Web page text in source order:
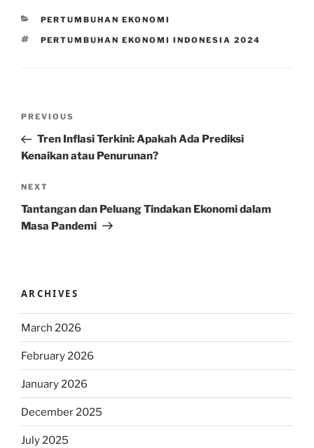
CATEGORIES
PERTUMBUHAN EKONOMI
TAGS
PERTUMBUHAN EKONOMI INDONESIA 2024
Previous
Post
PREVIOUS
Tren Inflasi Terkini: Apakah Ada Prediksi
Kenaikan atau Penurunan?
Next
Post
NEXT
Tantangan dan Peluang Tindakan Ekonomi dalam
Masa Pandemi
ARCHIVES
March 2026
February 2026
January 2026
December 2025
July 2025